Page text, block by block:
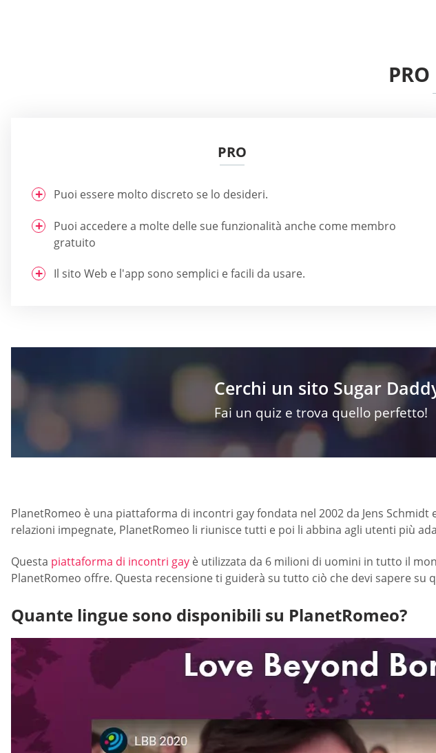
PRO
Puoi essere molto discreto se lo desideri.
Puoi accedere a molte delle sue funzionalità anche come membro
gratuito
Il sito Web e l'app sono semplici e facili da usare.
Cerchi un sito Sugar
Fai un quiz e trova quello perfetto!
PlanetRomeo è una piattaforma di incontri gay fondata nel 2002 da Jens
relazioni impegnate, PlanetRomeo li riunisce tutti e poi li abbina agli utenti più
Questa piattaforma di incontri gay è utilizzata da 6 milioni di uomini in tutto il
PlanetRomeo offre. Questa recensione ti guiderà su tutto ciò che devi sapere
Quante lingue sono disponibili su PlanetRomeo?